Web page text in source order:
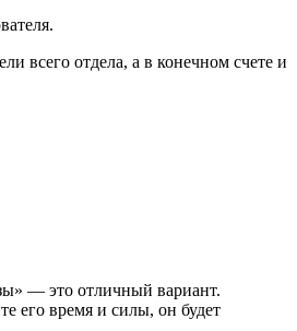
всего отдела, а в конечном счете и
— это отличный вариант.
его время и силы, он будет